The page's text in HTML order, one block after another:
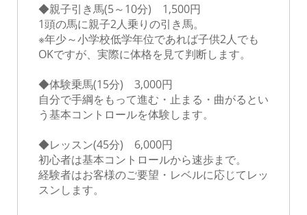
◆親子引き馬(5～10分) 1,500円
1頭の馬に親子2人乗りの引き馬。
※年少～小学校低学年位であれば子供2人でも
OKですが、実際に体格を見て判断します。
◆体験乗馬(15分) 3,000円
自分で手綱をもって進む・止まる・曲がるとい
う基本コントロールを体験します。
◆レッスン(45分) 6,000円
初心者は基本コントロールから速歩まで。
経験者はお客様のご要望・レベルに応じてレッ
スンします。